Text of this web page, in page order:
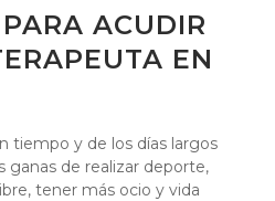
ACUDIR
EN
tiempo y de los días largos
de realizar deporte,
tener más ocio y vida